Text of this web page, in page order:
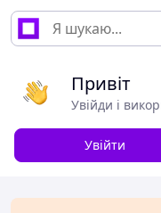
Привіт
Увійди і
Увійти